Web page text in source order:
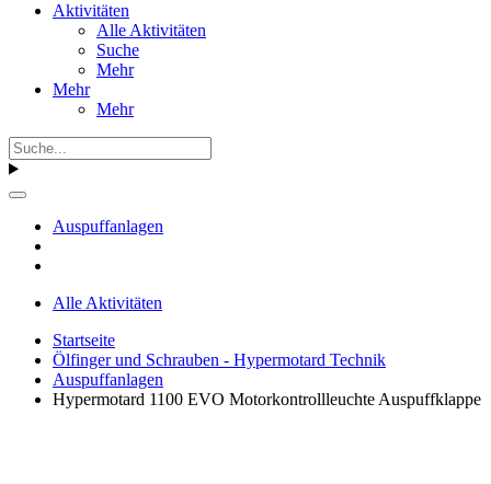
Aktivitäten
Alle Aktivitäten
Suche
Mehr
Mehr
Mehr
Auspuffanlagen
Alle Aktivitäten
Startseite
Ölfinger und Schrauben - Hypermotard Technik
Auspuffanlagen
Hypermotard 1100 EVO Motorkontrollleuchte Auspuffklappe